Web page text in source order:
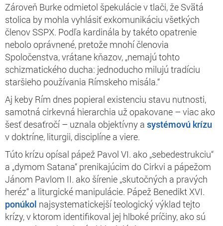
Zároveň Burke odmietol špekulácie v tlači, že Svätá
stolica by mohla vyhlásiť exkomunikáciu všetkých
členov SSPX. Podľa kardinála by takéto opatrenie
nebolo oprávnené, pretože mnohí členovia
Spoločenstva, vrátane kňazov, „nemajú tohto
schizmatického ducha: jednoducho milujú tradíciu
staršieho používania Rímskeho misála.“
Aj keby Rím dnes popieral existenciu stavu nutnosti,
samotná cirkevná hierarchia už opakovane – viac ako
šesť desaťročí – uznala objektívny a systémovú krízu
v doktríne, liturgii, disciplíne a viere.
Túto krízu opísal pápež Pavol VI. ako „sebedestrukciu“
a „dymom Satana“ prenikajúcim do Cirkvi a pápežom
Jánom Pavlom II. ako šírenie „skutočných a pravých
heréz“ a liturgické manipulácie. Pápež Benedikt XVI.
ponúkol najsystematickejší teologický výklad tejto
krízy, v ktorom identifikoval jej hlboké príčiny, ako sú